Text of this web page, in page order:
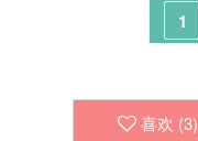
1
喜欢 (3)